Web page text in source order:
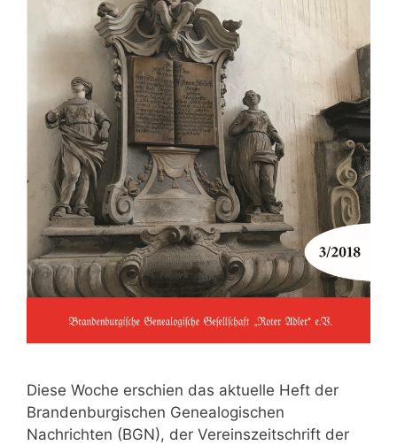
Diese Woche erschien das aktuelle Heft der
Brandenburgischen Genealogischen
Nachrichten (BGN), der Vereinszeitschrift der